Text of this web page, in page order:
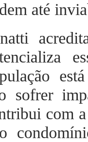
até
sofrer
com